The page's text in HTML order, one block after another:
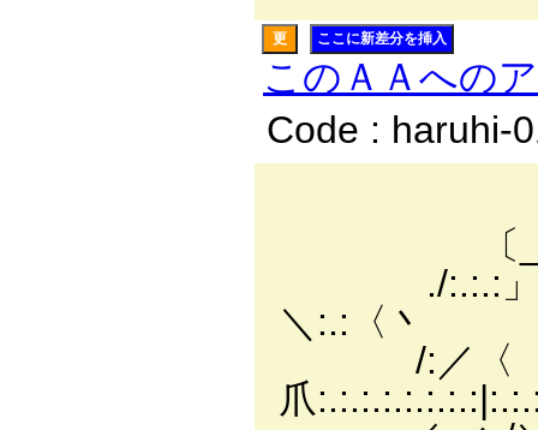
更 ここに新差分を挿入
このＡＡへの
Code : haruhi-
〔_￣￣ｿ
./:.:.:」 〈/
＼:.:〈丶
/:／〈
爪